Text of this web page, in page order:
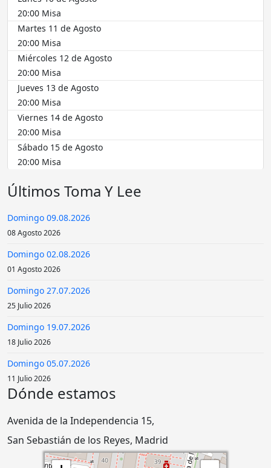
20:00 Misa
Martes 11 de Agosto
20:00 Misa
Miércoles 12 de Agosto
20:00 Misa
Jueves 13 de Agosto
20:00 Misa
Viernes 14 de Agosto
20:00 Misa
Sábado 15 de Agosto
20:00 Misa
Últimos Toma Y Lee
Domingo 09.08.2026
08 Agosto 2026
Domingo 02.08.2026
01 Agosto 2026
Domingo 27.07.2026
25 Julio 2026
Domingo 19.07.2026
18 Julio 2026
Domingo 05.07.2026
11 Julio 2026
Dónde estamos
Avenida de la Independencia 15,
San Sebastián de los Reyes, Madrid